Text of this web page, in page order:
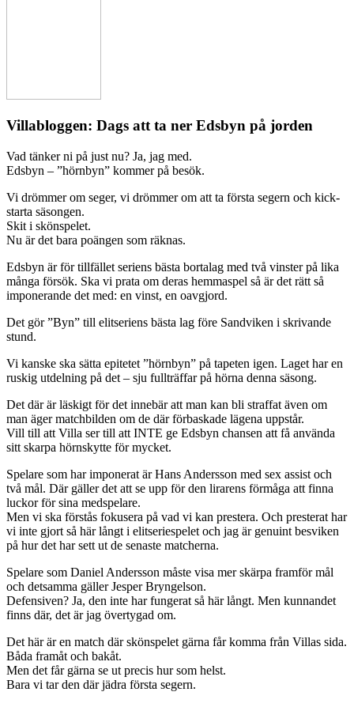
Villabloggen: Dags att ta ner Edsbyn på jorden
Vad tänker ni på just nu? Ja, jag med.
Edsbyn – ”hörnbyn” kommer på besök.
Vi drömmer om seger, vi drömmer om att ta första segern och kick-
starta säsongen.
Skit i skönspelet.
Nu är det bara poängen som räknas.
Edsbyn är för tillfället seriens bästa bortalag med två vinster på lika
många försök. Ska vi prata om deras hemmaspel så är det rätt så
imponerande det med: en vinst, en oavgjord.
Det gör ”Byn” till elitseriens bästa lag före Sandviken i skrivande
stund.
Vi kanske ska sätta epitetet ”hörnbyn” på tapeten igen. Laget har en
ruskig utdelning på det – sju fullträffar på hörna denna säsong.
Det där är läskigt för det innebär att man kan bli straffat även om
man äger matchbilden om de där förbaskade lägena uppstår.
Vill till att Villa ser till att INTE ge Edsbyn chansen att få använda
sitt skarpa hörnskytte för mycket.
Spelare som har imponerat är Hans Andersson med sex assist och
två mål. Där gäller det att se upp för den lirarens förmåga att finna
luckor för sina medspelare.
Men vi ska förstås fokusera på vad vi kan prestera. Och presterat har
vi inte gjort så här långt i elitseriespelet och jag är genuint besviken
på hur det har sett ut de senaste matcherna.
Spelare som Daniel Andersson måste visa mer skärpa framför mål
och detsamma gäller Jesper Bryngelson.
Defensiven? Ja, den inte har fungerat så här långt. Men kunnandet
finns där, det är jag övertygad om.
Det här är en match där skönspelet gärna får komma från Villas sida.
Båda framåt och bakåt.
Men det får gärna se ut precis hur som helst.
Bara vi tar den där jädra första segern.